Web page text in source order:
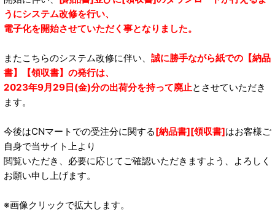
うにシステム改修を行い、
電子化を開始させていただく事となりました。
またこちらのシステム改修に伴い、 誠に勝手ながら紙での【納品
書】【領収書】の発行は、
2023年9月29日(金)分の出荷分を持って廃止とさせていただき
ます。
今後はCNマートでの受注分に関する[納品書][領収書]はお客様ご
自身で当サイト上より
閲覧いただき、必要に応じてご確認いただきますよう、よろしく
お願い申し上げます。
※画像クリックで拡大します。